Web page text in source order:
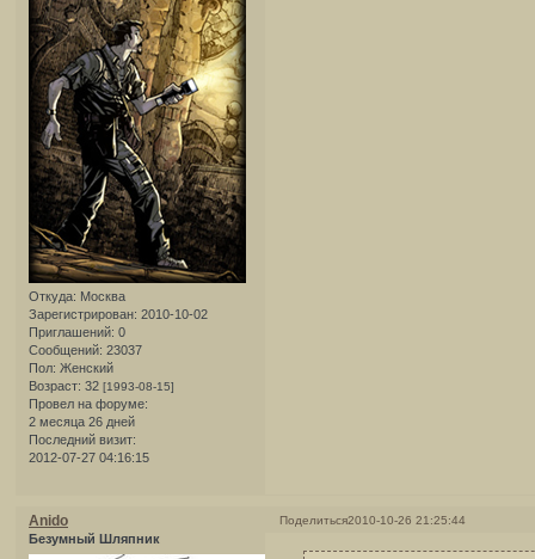
Откуда: Москва
Зарегистрирован: 2010-10-02
Приглашений: 0
Сообщений: 23037
Пол: Женский
Возраст: 32 [1993-08-15]
Провел на форуме:
2 месяца 26 дней
Последний визит:
2012-07-27 04:16:15
Поделиться2010-10-26 21:25:44
Anido
Безумный Шляпник